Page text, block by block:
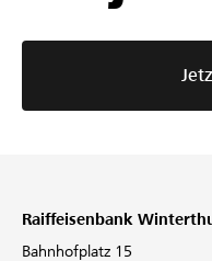
Raiffeisenbank
Bahnhofplatz 15